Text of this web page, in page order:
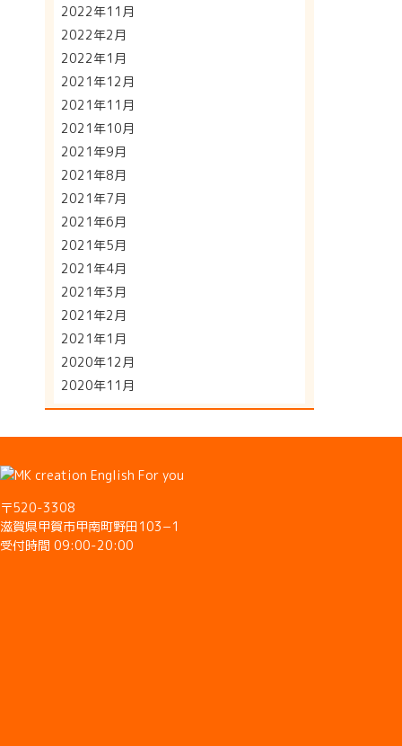
2022年11月
2022年2月
2022年1月
2021年12月
2021年11月
2021年10月
2021年9月
2021年8月
2021年7月
2021年6月
2021年5月
2021年4月
2021年3月
2021年2月
2021年1月
2020年12月
2020年11月
〒520-3308
滋賀県甲賀市甲南町野田103−1
受付時間 09:00-20:00